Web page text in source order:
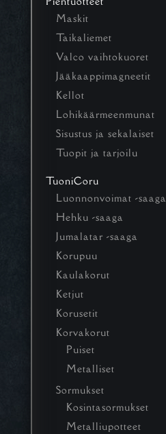
Maskit
Taikaliemet
Valco vaihtokuoret
Jääkaappimagneetit
Kellot
Lohikäärmeenmunat
Sisustus ja sekalaiset
Tuopit ja tarjoilu
TuoniCoru
Luonnonvoimat -saaga
Hehku -saaga
Jumalatar -saaga
Korupuu
Kaulakorut
Ketjut
Korusetit
Korvakorut
Puiset
Metalliset
Sormukset
Kosintasormukset
Metalliupotteet